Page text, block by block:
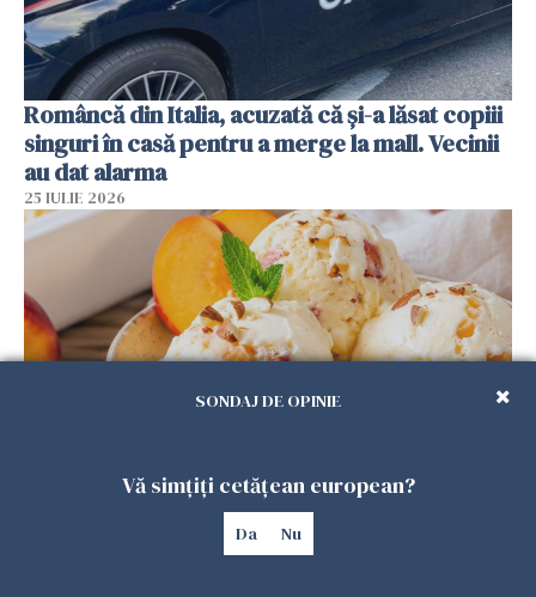
Româncă din Italia, acuzată că și-a lăsat copiii
singuri în casă pentru a merge la mall. Vecinii
au dat alarma
25 IULIE 2026
Înghețata de casă cu nectarine care
cucerește vara. Rețeta fără aparat, gata din
câteva ingrediente
SONDAJ DE OPINIE
Vă simțiți cetățean european?
Da Nu